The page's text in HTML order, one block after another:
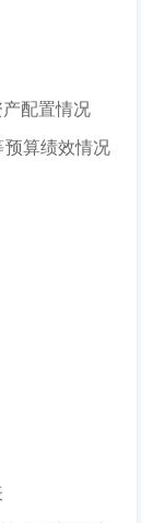
配置情况
算绩效情况